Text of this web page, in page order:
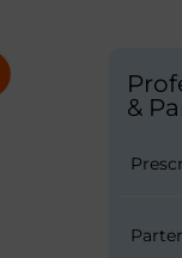
&